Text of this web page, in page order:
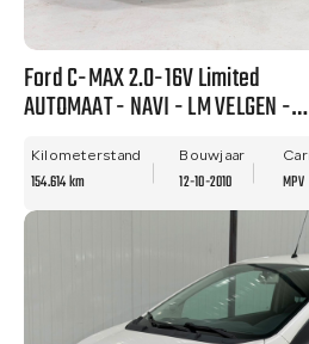
Ford C-MAX 2.0-16V Limited
AUTOMAAT - NAVI - LM VELGEN -
Kilometerstand
154.614 km
Bouwjaar
12-10-2010 MPV